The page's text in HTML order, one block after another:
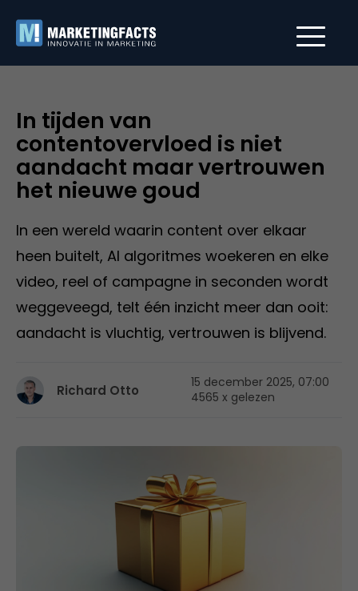
In tijden van
contentovervloed is niet
aandacht maar vertrouwen
het nieuwe goud
In een wereld waarin content over elkaar
heen buitelt, AI algoritmes woekeren en elke
video, reel of campagne in seconden wordt
weggeveegd, telt één inzicht meer dan ooit:
aandacht is vluchtig, vertrouwen is blijvend.
Richard Otto
15 december 2025, 07:00
4565 x gelezen